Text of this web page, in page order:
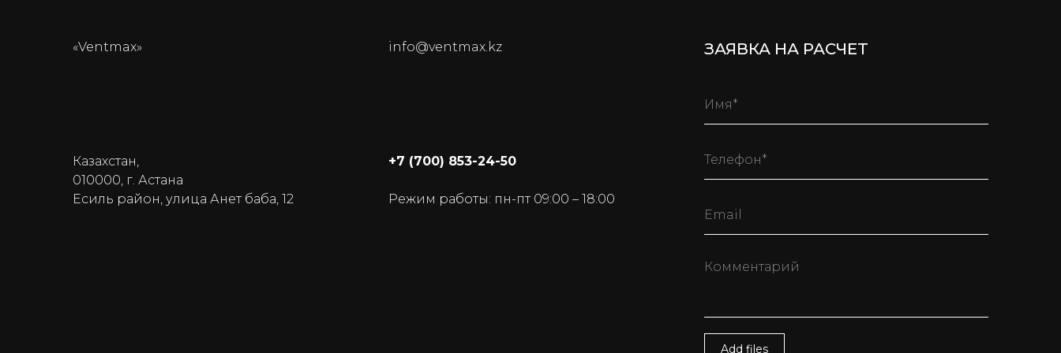
«Ventmax» ЗАЯВКА НА РАСЧЕТ
Казахстан,
010000, г. Астана
Есиль район, улица Анет баба, 12
+7 (700) 853-24-50
Режим работы: пн-пт 09:00 – 18:00
Add files
info@ventmax.kz